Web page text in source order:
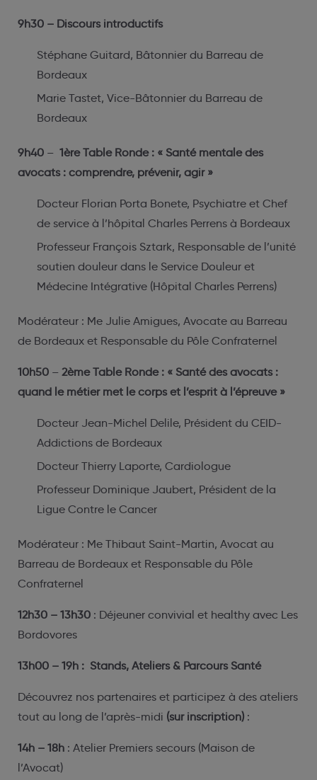
9h30 – Discours introductifs
Stéphane Guitard, Bâtonnier du Barreau de
Bordeaux
Marie Tastet, Vice-Bâtonnier du Barreau de
Bordeaux
9h40 – 1ère Table Ronde : « Santé mentale des
avocats : comprendre, prévenir, agir »
Docteur Florian Porta Bonete, Psychiatre et Chef
de service à l’hôpital Charles Perrens à Bordeaux
Professeur François Sztark, Responsable de l’unité
soutien douleur dans le Service Douleur et
Médecine Intégrative (Hôpital Charles Perrens)
Modérateur : Me Julie Amigues, Avocate au Barreau
de Bordeaux et Responsable du Pôle Confraternel
10h50 – 2ème Table Ronde : « Santé des avocats :
quand le métier met le corps et l’esprit à l’épreuve »
Docteur Jean-Michel Delile, Président du CEID-
Addictions de Bordeaux
Docteur Thierry Laporte, Cardiologue
Professeur Dominique Jaubert, Président de la
Ligue Contre le Cancer
Modérateur : Me Thibaut Saint-Martin, Avocat au
Barreau de Bordeaux et Responsable du Pôle
Confraternel
12h30 – 13h30 : Déjeuner convivial et healthy avec Les
Bordovores
13h00 – 19h : Stands, Ateliers& Parcours Santé
Découvrez nos partenaires et participez à des ateliers
tout au long de l’après-midi (sur inscription) :
14h – 18h : Atelier Premiers secours (Maison de
l’Avocat)